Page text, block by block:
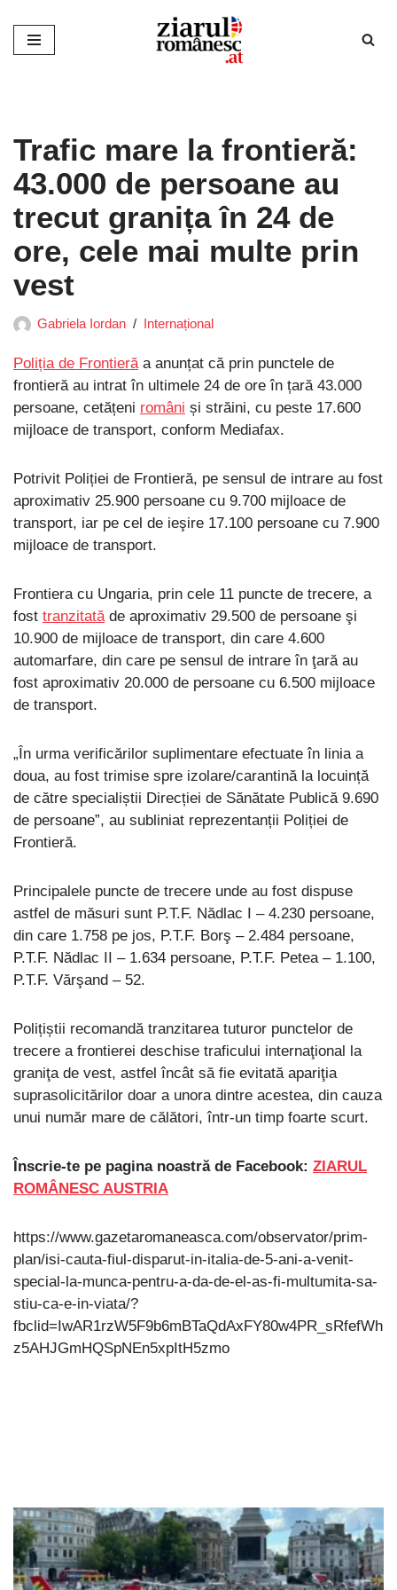
Sari
Trafic mare la frontieră:
43.000 de persoane au
trecut granița în 24 de
ore, cele mai multe prin
vest
Gabriela Iordan Internațional
Poliția de Frontierăa anunțat că prin punctele de
frontieră au intrat în ultimele 24 de ore în țară 43.000
persoane, cetățeni români și străini, cu peste 17.600
mijloace de transport, conform Mediafax.
Potrivit Poliției de Frontieră, pe sensul de intrare au fost
aproximativ 25.900 persoane cu 9.700 mijloace de
transport, iar pe cel de ieşire 17.100 persoane cu 7.900
mijloace de transport.
Frontiera cu Ungaria, prin cele 11 puncte de trecere, a
fost tranzitatăde aproximativ 29.500 de persoane şi
10.900 de mijloace de transport, din care 4.600
automarfare, din care pe sensul de intrare în ţară au
fost aproximativ 20.000 de persoane cu 6.500 mijloace
de transport.
„În urma verificărilor suplimentare efectuate în linia a
doua, au fost trimise spre izolare/carantină la locuință
de către specialiștii Direcției de Sănătate Publică 9.690
de persoane”, au subliniat reprezentanții Poliției de
Frontieră.
Principalele puncte de trecere unde au fost dispuse
astfel de măsuri sunt P.T.F. Nădlac I – 4.230 persoane,
din care 1.758 pe jos, P.T.F. Borş – 2.484 persoane,
P.T.F. Nădlac II – 1.634 persoane, P.T.F. Petea – 1.100,
P.T.F. Vărşand – 52.
Polițiștii recomandă tranzitarea tuturor punctelor de
trecere a frontierei deschise traficului internaţional la
graniţa de vest, astfel încât să fie evitată apariţia
suprasolicitărilor doar a unora dintre acestea, din cauza
unui număr mare de călători, într-un timp foarte scurt.
Înscrie-te pe pagina noastră de Facebook: ZIARUL
ROMÂNESC AUSTRIA
https://www.gazetaromaneasca.com/observator/prim-
plan/isi-cauta-fiul-disparut-in-italia-de-5-ani-a-venit-
special-la-munca-pentru-a-da-de-el-as-fi-multumita-sa-
stiu-ca-e-in-viata/?
fbclid=IwAR1rzW5F9b6mBTaQdAxFY80w4PR_sRfefWh
z5AHJGmHQSpNEn5xpItH5zmo